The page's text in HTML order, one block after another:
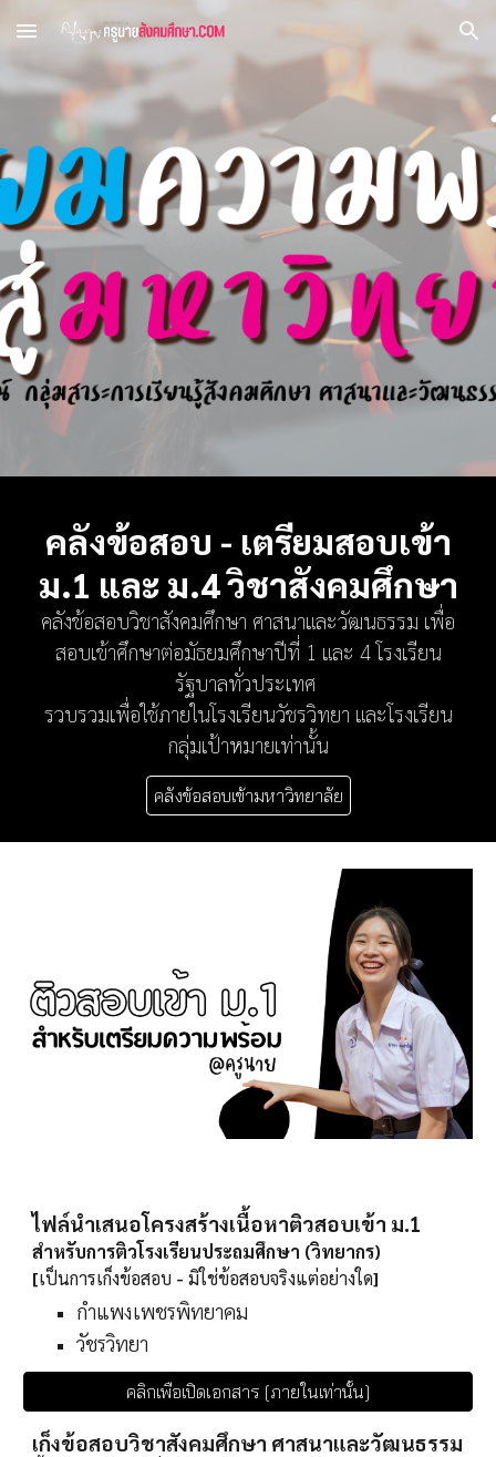
Skip to main content Skip to navigation
คลังข้อสอบ - เตรียมสอบเข้า
ม.1 และ ม.4 วิชาสังคมศึกษา
คลังข้อสอบวิชาสังคมศึกษา ศาสนาและวัฒนธรรม เพื่อ
สอบเข้าศึกษาต่อมัธยมศึกษาปีที่ 1 และ 4 โรงเรียน
รัฐบาลทั่วประเทศ
รวบรวมเพื่อใช้ภายในโรงเรียนวัชรวิทยา และโรงเรียน
กลุ่มเป้าหมายเท่านั้น
คลังข้อสอบเข้ามหาวิทยาลัย
ไฟล์นำเสนอโครงสร้างเนื้อหาติวสอบเข้า ม.1
สำหรับการติวโรงเรียนประถมศึกษา (วิทยากร)
[เป็นการเก็งข้อสอบ -มิใช่ข้อสอบจริงแต่อย่างใด]
กำแพงเพชรพิทยาคม
วัชรวิทยา
คลิกเพื่อเปิดเอกสาร [ภายในเท่านั้น]
เก็งข้อสอบวิชาสังคมศึกษา ศาสนาและวัฒนธรรม